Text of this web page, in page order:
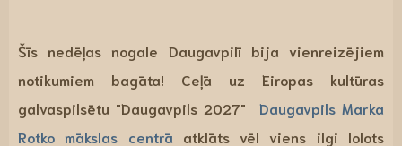
Šīs nedēļas nogale Daugavpilī bija vienreizējiem
notikumiem bagāta! Ceļā uz Eiropas kultūras
galvaspilsētu "Daugavpils 2027" Daugavpils Marka
Rotko mākslas centrā atklāts vēl viens ilgi lolots